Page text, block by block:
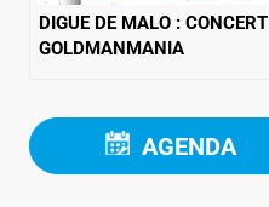
DIGUE DE MALO : CONCERT
GOLDMANMANIA
AGENDA